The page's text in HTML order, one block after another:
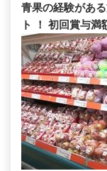
青果の経験があ
ト ！ 初回賞与満